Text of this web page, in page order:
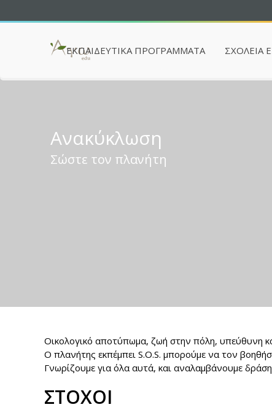
ΕΚΠΑΙΔΕΥΤΙΚΆ ΠΡΟΓΡΆΜΜΑΤΑ ΣΧΟΛΕΙΑ
Ανακύκλωση
Σώστε τον πλανήτη
Οικολογικό αποτύπωμα, ζωή στην πόλη, υπεύθυνη
Ο πλανήτης εκπέμπει S.O.S. μπορούμε να τον
Γνωρίζουμε για όλα αυτά, και αναλαμβάνουμε
ΣΤΟΧΟΙ